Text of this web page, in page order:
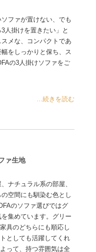
ソファが置けない、でも
人掛けを置きたい」と
メな、コンパクトであ
をしっかりと保ち、ス
の3人掛けソファをご
...続きを読む
ァ生地
ナチュラル系の部屋、
空間にも馴染む色とし
のソファ選びではグ
を集めています。グリー
具のどちらにも順応し
としても活躍してくれ
って、持つ雰囲気は全